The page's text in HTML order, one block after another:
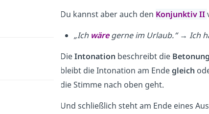
Du kannst aber auch den Konjunktiv II
„Ich wäregerne im Urlaub.“ → Ich
DieIntonation beschreibt die
bleibt die Intonation am Endegleich
die Stimme nach oben geht.
Und schließlich stehtam Ende eines